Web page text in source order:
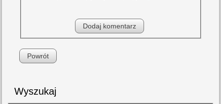
Powrót
Wyszukaj